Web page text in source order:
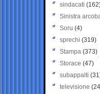
sindacati
Sinistra
Soru (4)
sprechi (319)
Stampa (373)
Storace (47)
subappalti
televisione